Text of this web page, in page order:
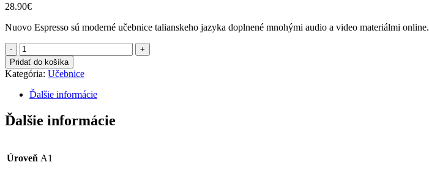
28.90€
Nuovo Espresso sú moderné učebnice talianskeho jazyka doplnené mnohými audio a video materiálmi online.
množstvo
Nuovo
Espresso
1
plus
Pridať do košíka
Kategória: Učebnice
Ďalšie informácie
Ďalšie informácie
Úroveň A1